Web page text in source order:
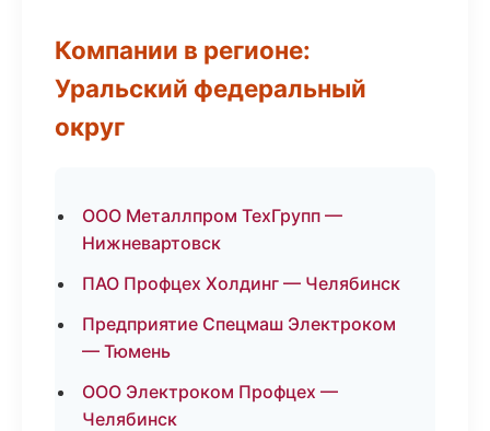
Компании в регионе:
Уральский федеральный
округ
ООО Металлпром ТехГрупп —
Нижневартовск
ПАО Профцех Холдинг — Челябинск
Предприятие Спецмаш Электроком
— Тюмень
ООО Электроком Профцех —
Челябинск